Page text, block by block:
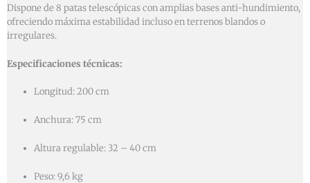
Dispone de 8 patas telescópicas con amplias bases anti-hundimiento,
ofreciendo máxima estabilidad incluso en terrenos blandos o
irregulares.
Especificaciones técnicas:
Longitud: 200 cm
Anchura: 75 cm
Altura regulable: 32 – 40 cm
Peso: 9,6 kg